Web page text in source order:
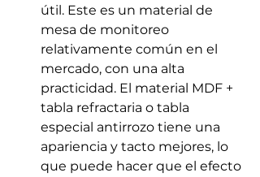
útil. Este es un material de
mesa de monitoreo
relativamente común en el
mercado, con una alta
practicidad. El material MDF +
tabla refractaria o tabla
especial antirrozo tiene una
apariencia y tacto mejores, lo
que puede hacer que el efecto